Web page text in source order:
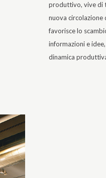
produttivo, vive di
nuova circolazione
favorisce lo
informazioni e
dinamica